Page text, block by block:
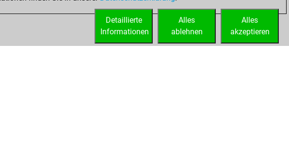
Alles
akzeptieren
Alles
ablehnen
Detaillierte
Informationen